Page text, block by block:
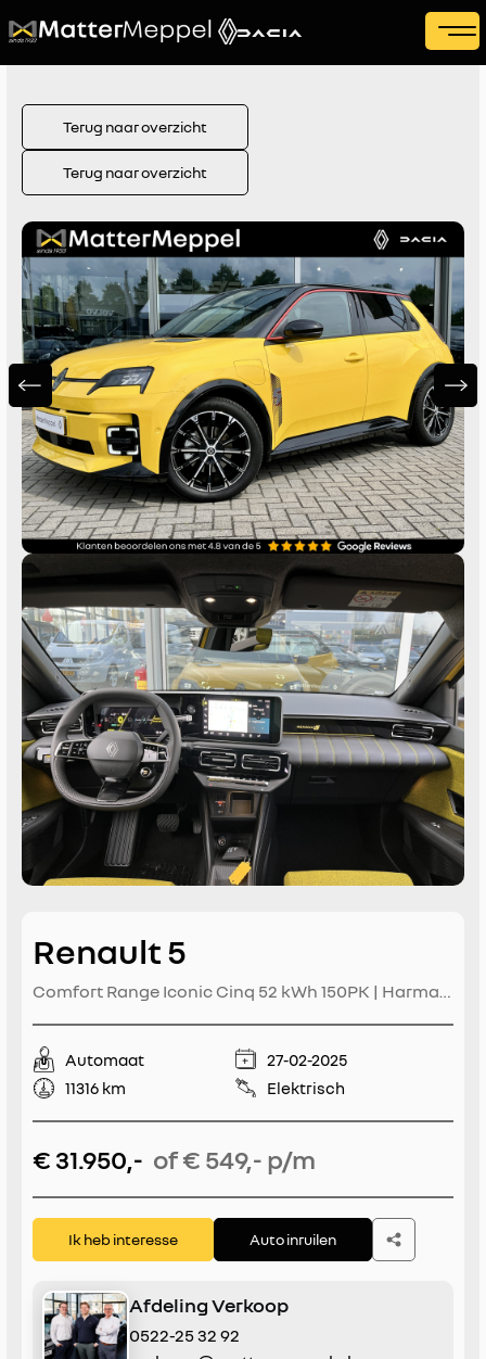
Terug naar overzicht
Terug naar overzicht
Renault 5
Comfort Range Iconic Cinq 52 kWh 150PK | Harman
All Seasons | Stoel+Stuurverwarming | SOH 100% |
Navigatie | Climate Control | Blindspot | Apple
CarPlay/Android Auto
Automaat
27-02-2025
11316 km
Elektrisch
€ 31.950,- of € 549,- p/m
Ik heb interesse Auto inruilen
Afdeling Verkoop
0522-25 32 92